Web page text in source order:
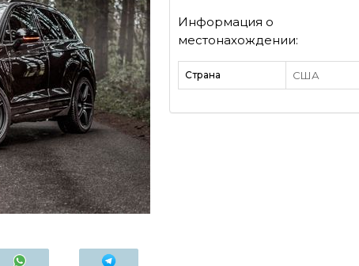
Информация о
местонахождении:
Страна США